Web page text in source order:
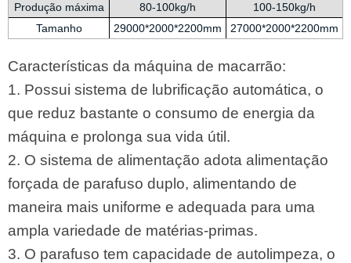
Produção máxima 80-100kg/h
100-150kg/h
Tamanho
29000*2000*2200mm 27000*2000*2200mm
Características da máquina de macarrão:
1. Possui sistema de lubrificação automática, o
que reduz bastante o consumo de energia da
máquina e prolonga sua vida útil.
2. O sistema de alimentação adota alimentação
forçada de parafuso duplo, alimentando de
maneira mais uniforme e adequada para uma
ampla variedade de matérias-primas.
3. O parafuso tem capacidade de autolimpeza, o